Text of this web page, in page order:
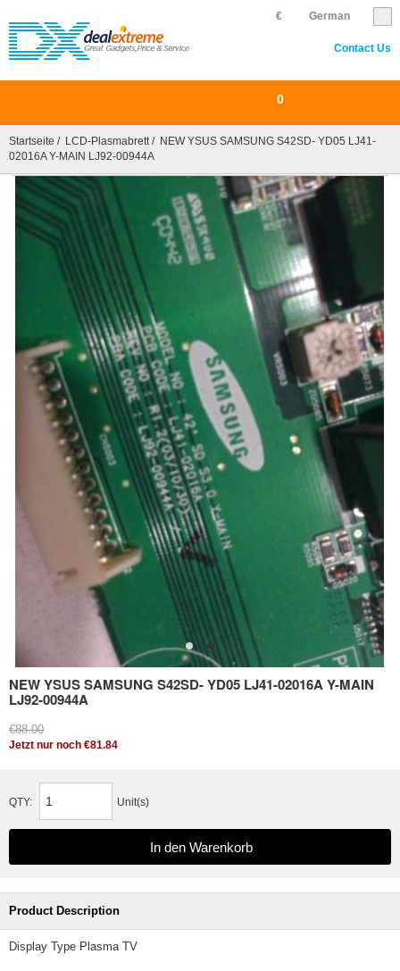
German
€
Contact Us
0
Startseite / LCD-Plasmabrett/ NEW YSUS SAMSUNG S42SD- YD05 LJ41-
02016A Y-MAIN LJ92-00944A
NEW YSUS SAMSUNG S42SD- YD05 LJ41-02016A Y-MAIN
LJ92-00944A
€88.00
Jetzt nur noch €81.84
QTY: Unit(s)
Product Description
Display Type Plasma TV